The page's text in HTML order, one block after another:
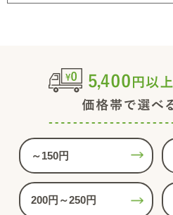
～150円
200円～250円